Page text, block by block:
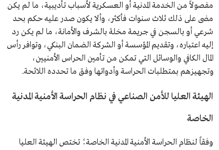
مفصولاً من الخدمة المدنية أو العسكرية لأسباب تأديبية، ما لم يكن
مضى على ذلك ثلاث سنوات فأكثر، وألا يكون صدر عليه حكم بحد
شرعي أو بالسجن في جريمة مخلة بالشرف والأمانة، ما لم يكن رد
إليه اعتباره، وتقديم المؤسسة أو الشركة الضمان البنكي، وتوافر رأس
المال الكافي والوسائل التي تمكن من تأمين الحراس الأمنيين،
وتجهيزهم بمتطلبات الحراسة وأدواتها وفق ما تحدده اللائحة.
الهيئة العليا للأمن الصناعي في نظام الحراسة الأمنية المدنية
الخاصة
وفقاً لنظام الحراسة الأمنية المدنية الخاصة؛ تختص الهيئة العليا